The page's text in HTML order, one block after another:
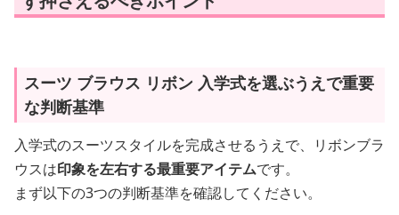
スーツ ブラウス リボン 入学式を選ぶうえで重要
な判断基準
入学式のスーツスタイルを完成させるうえで、リボンブラ
ウスは印象を左右する最重要アイテムです。
まず以下の3つの判断基準を確認してください。